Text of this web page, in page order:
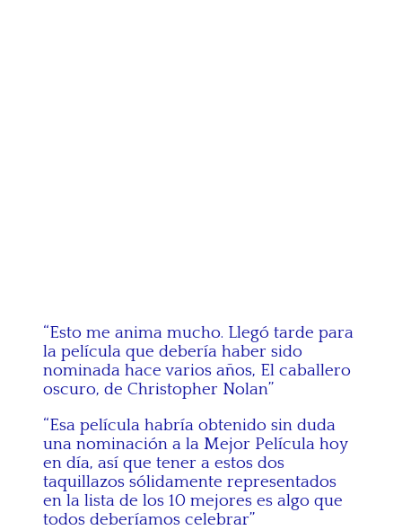
“Esto me anima mucho. Llegó tarde para
la película que debería haber sido
nominada hace varios años, El caballero
oscuro, de Christopher Nolan”
“Esa película habría obtenido sin duda
una nominación a la Mejor Película hoy
en día, así que tener a estos dos
taquillazos sólidamente representados
en la lista de los 10 mejores es algo que
todos deberíamos celebrar”